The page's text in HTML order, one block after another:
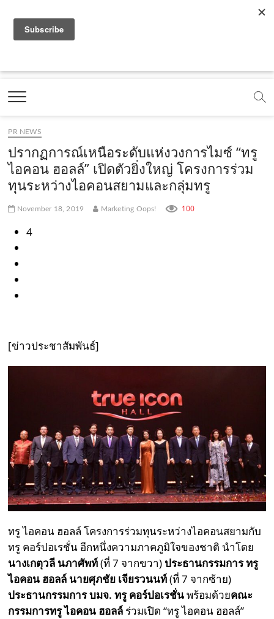
a
e
b
o
o
k
.
c
o
o
t
b
.
c
o
.
o
e
m
t
g
a
m
.
t
k
c
o
m
Marketing Oops!
DIGITAL | CREATIVE | ADVERTISING | CAMPAIGN |
PR NEWS
ปรากฏการณ์เหนือระดับแห่งวงการไมซ์ “ทรู
ไอคอน ฮอลล์” เปิดตัวยิ่งใหญ่ โครงการร่วม
ทุนระหว่างไอคอนสยามและกลุ่มทรู
November 18, 2019 Marketing Oops! 100
4
[ข่าวประชาสัมพันธ์]
ทรู ไอคอน ฮอลล์ โครงการร่วมทุนระหว่างไอคอนสยามกับ
ทรู คอร์ปอเรชั่น อีกหนึ่งความภาคภูมิใจของชาติ นำโดย
นางเกตุวลี นภาศัพท์(ที่ 7 จากขวา)ประธานกรรมการ ทรู
ไอคอน ฮอลล์ นายศุภชัย เจียรวนนท์(ที่ 7 จากซ้าย)
ประธานกรรมการ บมจ. ทรู คอร์ปอเรชั่นพร้อมด้วยคณะ
กรรมการทรู ไอคอน ฮอลล์ ร่วมเปิด “ทรู ไอคอน ฮอลล์”